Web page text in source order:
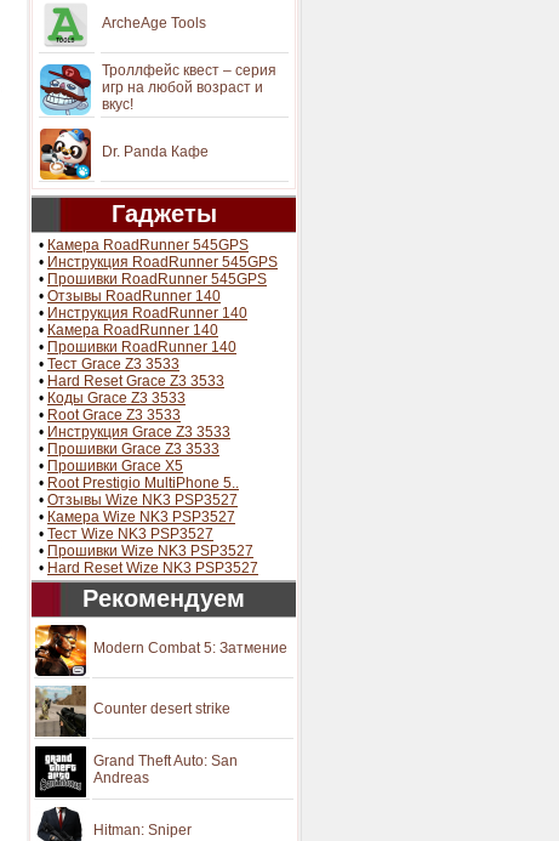
ArcheAge Tools
Троллфейс квест – серия
игр на любой возраст и
вкус!
Dr. Panda Кафе
Гаджеты
• Камера RoadRunner 545GPS
• Инструкция RoadRunner 545GPS
• Прошивки RoadRunner 545GPS
• Отзывы RoadRunner 140
• Инструкция RoadRunner 140
• Камера RoadRunner 140
• Прошивки RoadRunner 140
• Тест Grace Z3 3533
• Hard Reset Grace Z3 3533
• Коды Grace Z3 3533
• Root Grace Z3 3533
• Инструкция Grace Z3 3533
• Прошивки Grace Z3 3533
• Прошивки Grace X5
• Root Prestigio MultiPhone 5..
• Отзывы Wize NK3 PSP3527
• Камера Wize NK3 PSP3527
• Тест Wize NK3 PSP3527
• Прошивки Wize NK3 PSP3527
• Hard Reset Wize NK3 PSP3527
Рекомендуем
Modern Combat 5: Затмение
Counter desert strike
Grand Theft Auto: San
Andreas
Hitman: Sniper